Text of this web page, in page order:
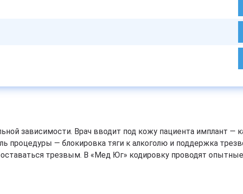
зависимости. Врач вводит под кожу пациента имплант —
процедуры — блокировка тяги к алкоголю и поддержка
трезвым. В «Мед Юг» кодировку проводят опытные